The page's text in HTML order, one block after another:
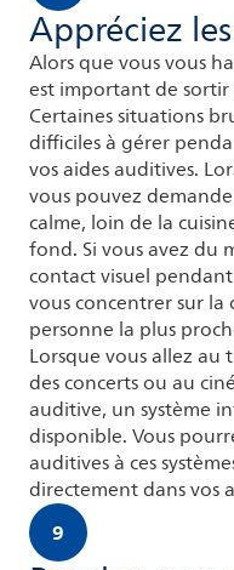
Appréciez
Alors que vous vous
est important de sortir
Certaines situations
difficiles à gérer
vos aides auditives.
vous pouvez
calme, loin de la
fond. Si vous avez du
contact visuel
vous concentrer sur
personne la plus
Lorsque vous allez au
des concerts ou au
auditive, un système
disponible. Vous
auditives à ces
directement dans vos
9